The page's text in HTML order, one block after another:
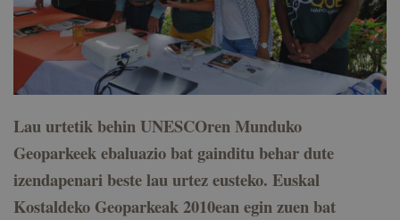
Lau urtetik behin UNESCOren Munduko
Geoparkeek ebaluazio bat gainditu behar dute
izendapenari beste lau urtez eusteko. Euskal
Kostaldeko Geoparkeak 2010ean egin zuen bat